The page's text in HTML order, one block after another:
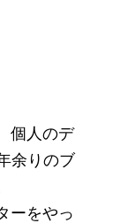
個人のデ
余りのブ
ーをやっ